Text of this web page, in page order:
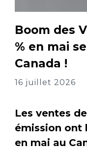
Boom des
% en mai
Canada !
16 juillet 2026
Les ventes
émission ont
en mai au